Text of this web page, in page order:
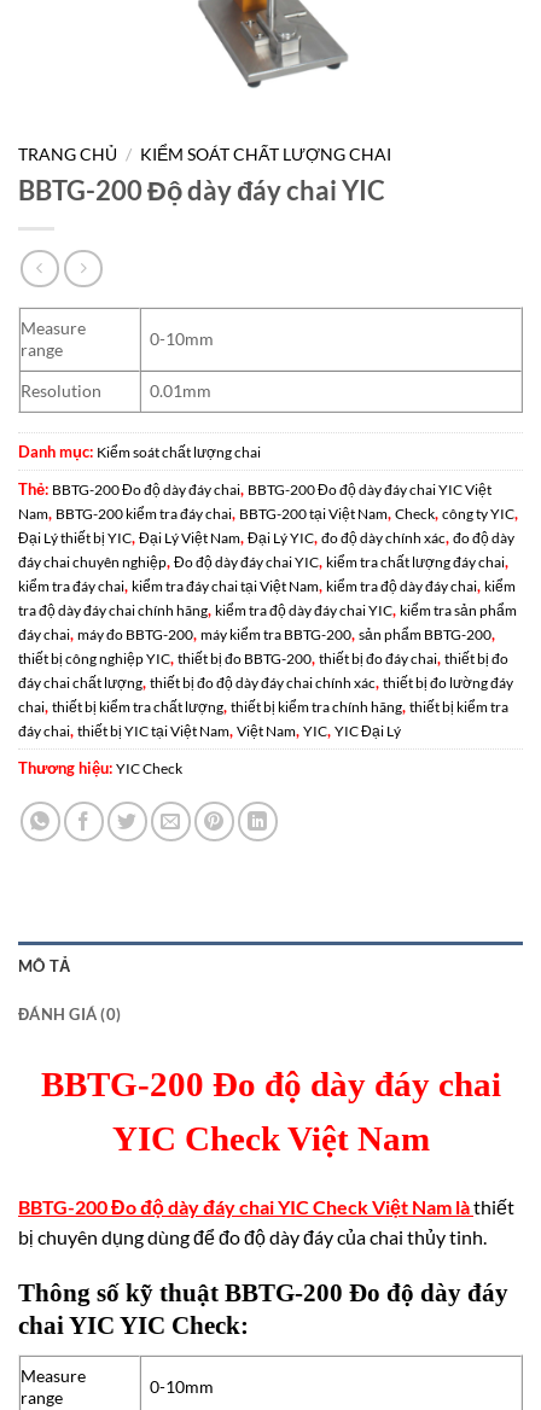
TRANG CHỦ / KIỂM SOÁT CHẤT LƯỢNG CHAI
BBTG-200 Độ dày đáy chai YIC
Measure
range
0-10mm
Resolution 0.01mm
Danh mục: Kiểm soát chất lượng chai
Thẻ: BBTG-200 Đo độ dày đáy chai, BBTG-200 Đo độ dày đáy chai YIC Việt
Nam, BBTG-200 kiểm tra đáy chai, BBTG-200 tại Việt Nam, Check, công ty YIC,
Đại Lý thiết bị YIC, Đại Lý Việt Nam, Đại Lý YIC, đo độ dày chính xác, đo độ dày
đáy chai chuyên nghiệp, Đo độ dày đáy chai YIC, kiểm tra chất lượng đáy chai,
kiểm tra đáy chai, kiểm tra đáy chai tại Việt Nam, kiểm tra độ dày đáy chai, kiểm
tra độ dày đáy chai chính hãng, kiểm tra độ dày đáy chai YIC, kiểm tra sản phẩm
đáy chai, máy đo BBTG-200, máy kiểm tra BBTG-200, sản phẩm BBTG-200,
thiết bị công nghiệp YIC, thiết bị đo BBTG-200, thiết bị đo đáy chai, thiết bị đo
đáy chai chất lượng, thiết bị đo độ dày đáy chai chính xác, thiết bị đo lường đáy
chai, thiết bị kiểm tra chất lượng, thiết bị kiểm tra chính hãng, thiết bị kiểm tra
đáy chai, thiết bị YIC tại Việt Nam, Việt Nam, YIC, YIC Đại Lý
Thương hiệu: YIC Check
MÔ TẢ
ĐÁNH GIÁ (0)
BBTG-200 Đo độ dày đáy chai
YIC Check Việt Nam
BBTG-200 Đo độ dày đáy chai YIC Check Việt Nam làthiết
bị chuyên dụng dùng để đo độ dày đáy của chai thủy tinh.
Thông số kỹ thuật BBTG-200 Đo độ dày đáy
chai YIC YIC Check:
Measure
range
0-10mm